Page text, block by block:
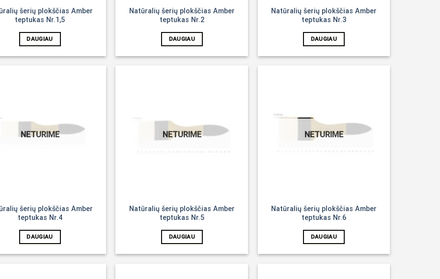
šerių plokščias Amber
teptukas Nr.1,5
DAUGIAU
Natūralių šerių plokščias Amber
teptukas Nr.2
DAUGIAU
Natūralių šerių plokščias Amber
teptukas Nr.3
DAUGIAU
NETURIME
šerių plokščias Amber
teptukas Nr.4
DAUGIAU
NETURIME
Natūralių šerių plokščias Amber
teptukas Nr.5
DAUGIAU
NETURIME
Natūralių šerių plokščias Amber
teptukas Nr.6
DAUGIAU